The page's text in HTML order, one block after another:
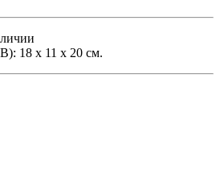
18 х 11 х 20 см.